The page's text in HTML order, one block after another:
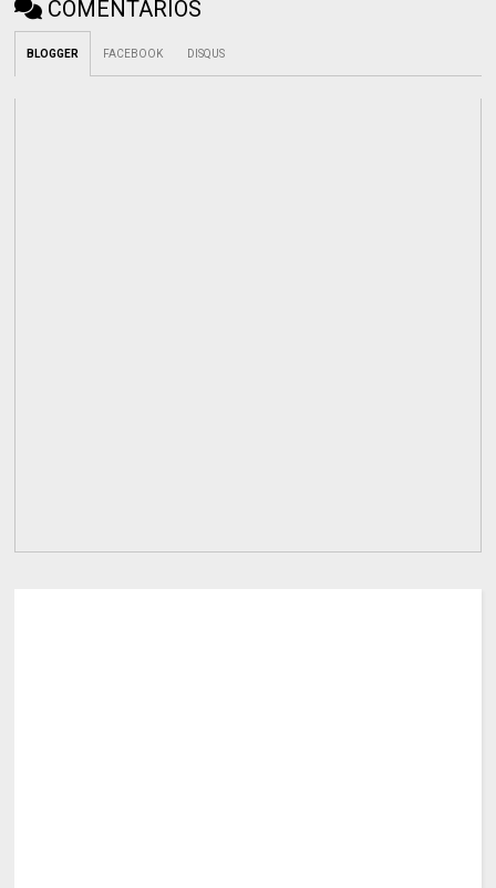
COMENTÁRIOS
BLOGGER FACEBOOK DISQUS